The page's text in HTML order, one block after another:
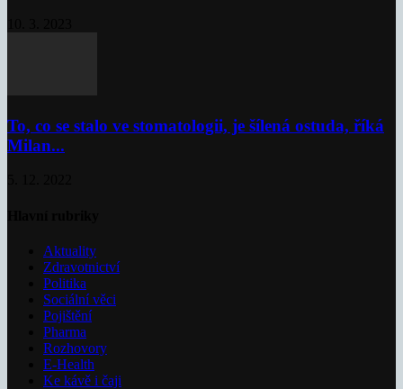
To, co se stalo ve stomatologii, je šílená ostuda, říká
Milan...
Aktuality
Zdravotnictví
Politika
Sociální věci
Pojištění
Pharma
Rozhovory
E-Health
Ke kávě i čaji